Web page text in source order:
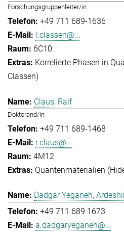
Forschungsgruppenleiter/in
+49 711 689-1636
l.classen@...
6C10
Korrelierte Phasen in
Classen)
Claus, Ralf
Doktorand/in
+49 711 689-1468
r.claus@...
4M12
Quantenmaterialien
Dadgar Yeganeh,
+49 711 689 1673
a.dadgaryeganeh@...